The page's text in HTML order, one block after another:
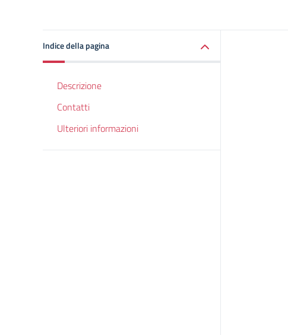
Indice della pagina
Descrizione
Contatti
Ulteriori informazioni